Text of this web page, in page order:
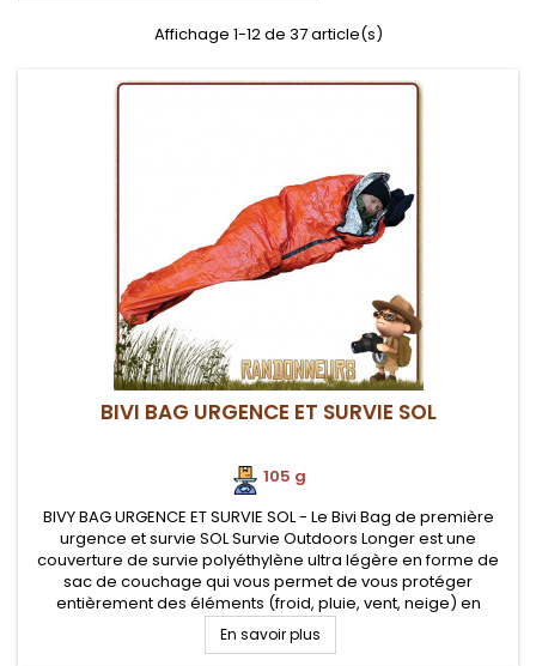
Affichage 1-12 de 37 article(s)
BIVI BAG URGENCE ET SURVIE SOL
105 g
BIVY BAG URGENCE ET SURVIE SOL - Le Bivi Bag de première
urgence et survie SOL Survie Outdoors Longer est une
couverture de survie polyéthylène ultra légère en forme de
sac de couchage qui vous permet de vous protéger
entièrement des éléments (froid, pluie, vent, neige) en
situation de survie pour randonneurs
En savoir plus